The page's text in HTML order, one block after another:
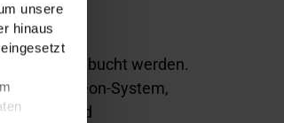
unsere
hinaus
gebucht werden.
dem kameon-System,
Preisen und